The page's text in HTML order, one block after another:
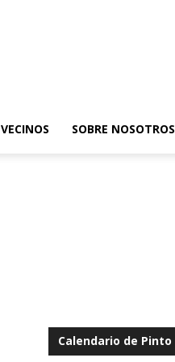
VECINOS SOBRE NOSOTROS
Calendario de Pinto